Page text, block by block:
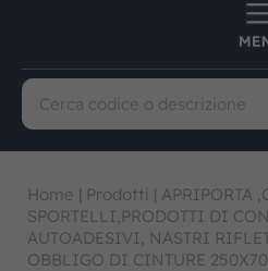
Home | Prodotti | APRIPORTA
SPORTELLI,PRODOTTI DI
AUTOADESIVI, NASTRI
OBBLIGO DI CINTURE